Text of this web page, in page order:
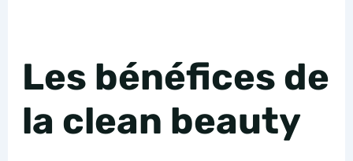
Les bénéfices de
la clean beauty